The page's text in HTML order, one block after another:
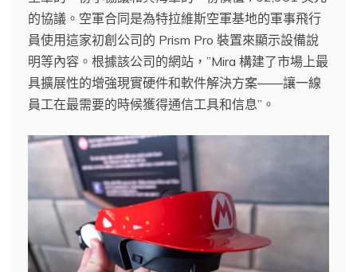
的協議。空軍合同是為特拉維斯空軍基地的軍事飛行
員使用這家初創公司的 Prism Pro 裝置來顯示設備說
明等內容。根據該公司的網站，”Mira 構建了市場上最
具擴展性的增強現實硬件和軟件解決方案——讓一線
員工在最需要的時候獲得通信工具和信息”。